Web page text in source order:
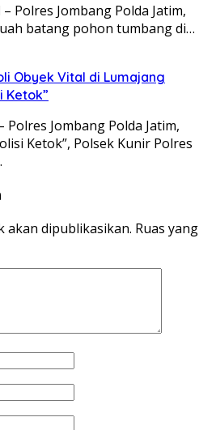
Polres Jombang Polda Jatim,
batang pohon tumbang di…
Obyek Vital di Lumajang
Ketok”
Jombang Polda Jatim,
Ketok”, Polsek Kunir Polres
akan dipublikasikan. Ruas yang